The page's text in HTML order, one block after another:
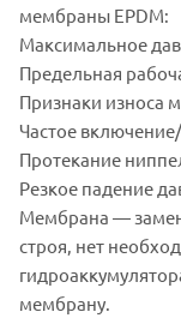
мембраны EPDM:
Максимальное
Предельная
Признаки износа
Частое
Протекание
Резкое падение
Мембрана —
строя, нет
мембрану.